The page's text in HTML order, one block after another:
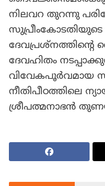
നിലവറ തുറന്നു
ദേവപ്രശ്‌നത്തിന്റെ
ദേവഹിതം
വിവേകപൂര്‍വമായ
നീതിപീഠത്തിലെ
ശ്രീപത്മനാഭന്‍